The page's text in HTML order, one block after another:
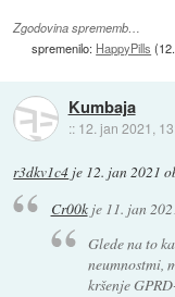
Zgodovina sprememb…
spremenilo: HappyPills (
Kumbaja
:: 12. jan 2021,
r3dkv1c4 je 12. jan 2021
Cr00kje 11. jan
Glede na to
neumnostmi,
kršenje